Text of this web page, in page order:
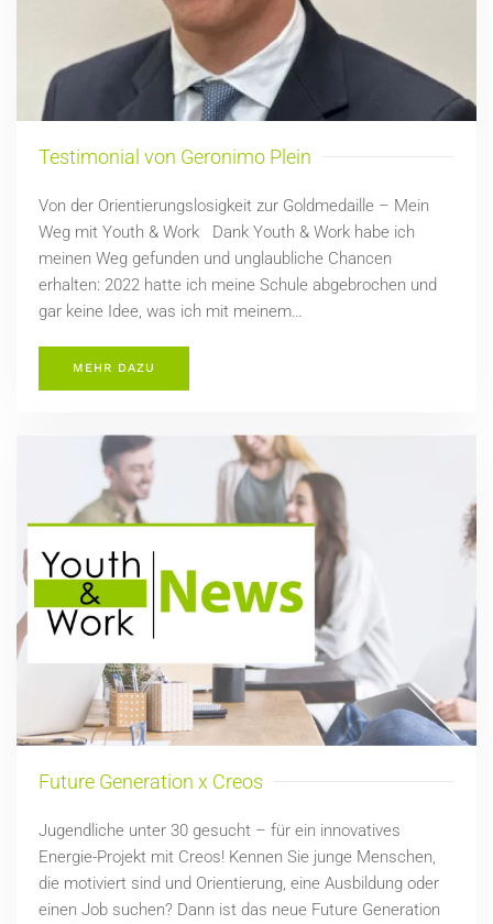
Testimonial von Geronimo Plein
Von der Orientierungslosigkeit zur Goldmedaille – Mein
Weg mit Youth & Work Dank Youth & Work habe ich
meinen Weg gefunden und unglaubliche Chancen
erhalten: 2022 hatte ich meine Schule abgebrochen und
gar keine Idee, was ich mit meinem…
MEHR DAZU
Future Generation x Creos
Jugendliche unter 30 gesucht – für ein innovatives
Energie-Projekt mit Creos! Kennen Sie junge Menschen,
die motiviert sind und Orientierung, eine Ausbildung oder
einen Job suchen? Dann ist das neue Future Generation